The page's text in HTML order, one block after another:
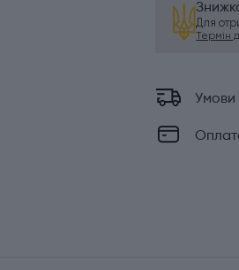
Для
Термін
Умови